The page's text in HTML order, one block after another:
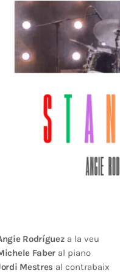
Rodrígueza la veu
Faber al piano
Mestres al contrabaix